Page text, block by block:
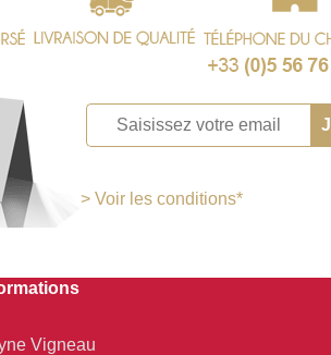
> Voir les conditions*
Vigneau